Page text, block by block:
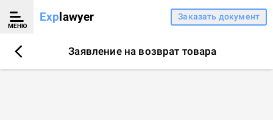
МЕНЮ
Explawyer Заказать документ
Заявление на возврат товара